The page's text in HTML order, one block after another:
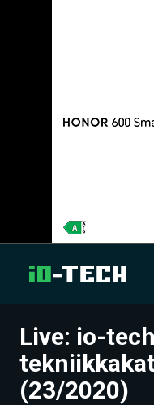
UUTISET
ARTIKKELIT
Live: io-
(23/2020)